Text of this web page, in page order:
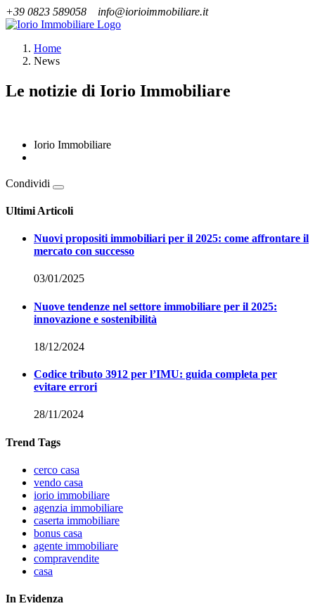
+39 0823 589058 info@iorioimmobiliare.it
Home
News
Le notizie di Iorio Immobiliare
Iorio Immobiliare
Condividi
Ultimi Articoli
Nuovi propositi immobiliari per il 2025: come affrontare il
mercato con successo
03/01/2025
Nuove tendenze nel settore immobiliare per il 2025:
innovazione e sostenibilità
18/12/2024
Codice tributo 3912 per l’IMU: guida completa per
evitare errori
28/11/2024
Trend Tags
cerco casa
vendo casa
iorio immobiliare
agenzia immobiliare
caserta immobiliare
bonus casa
agente immobiliare
compravendite
casa
In Evidenza